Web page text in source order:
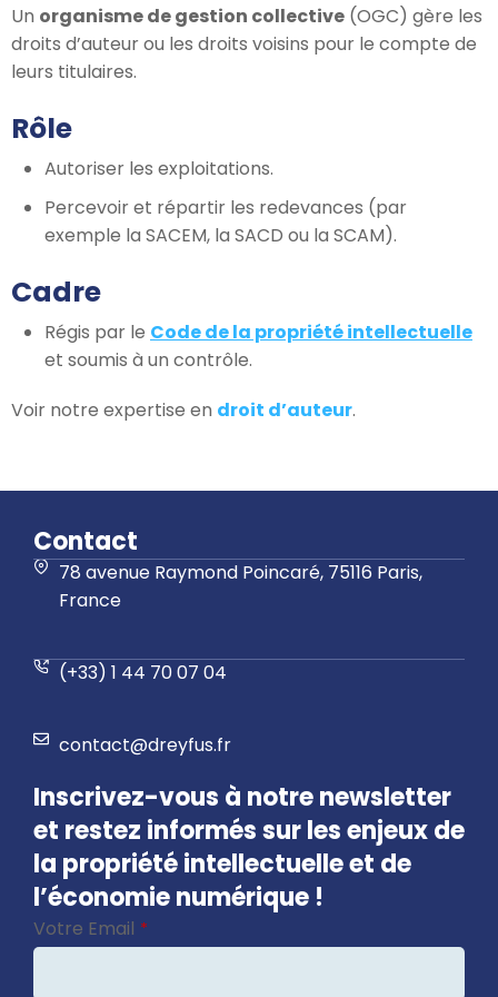
Un organisme de gestion collective (OGC) gère les
droits d’auteur ou les droits voisins pour le compte de
leurs titulaires.
Rôle
Autoriser les exploitations.
Percevoir et répartir les redevances (par
exemple la SACEM, la SACD ou la SCAM).
Cadre
Régis par le Code de la propriété intellectuelle
et soumis à un contrôle.
Voir notre expertise en droit d’auteur.
Contact
78 avenue Raymond Poincaré, 75116 Paris,
France
(+33) 1 44 70 07 04
contact@dreyfus.fr
Inscrivez-vous à notre newsletter
et restez informés sur les enjeux de
la propriété intellectuelle et de
l’économie numérique !
Votre Email *